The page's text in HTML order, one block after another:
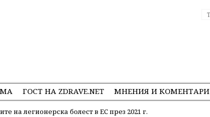
ГОСТ НА ZDRAVE.NET МНЕНИЯ И КОМЕНТАРИ
на легионерска болест в ЕС през 2021 г.